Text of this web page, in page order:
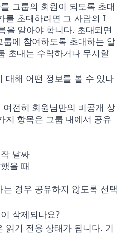
그룹의 회원이 되도록 초대
를 초대하려면 그 사람의 I
을 알아야 합니다. 초대되면
에 참여하도록 초대하는 알
초대는 수락하거나 무시할
대해 어떤 정보를 볼 수 있나
전히 회원님만의 비공개 상
지 항목은 그룹 내에서 공유
날짜
을 때
경우 공유하지 않도록 선택
삭제되나요?
읽기 전용 상태가 됩니다. 기